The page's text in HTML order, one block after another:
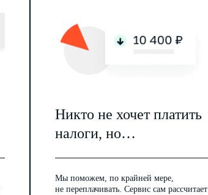
Никто не хочет платить
налоги, но…
Мы поможем, по крайней мере,
не переплачивать. Сервис сам рассчитает